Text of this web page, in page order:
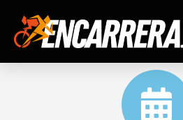
al